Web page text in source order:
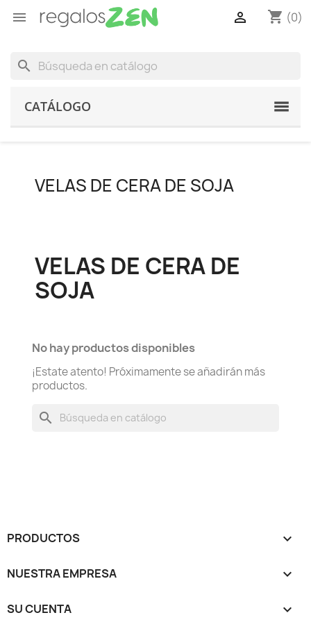
 shopping_cart (0)

search
CATÁLOGO
VELAS DE CERA DE SOJA
VELAS DE CERA DE
SOJA
No hay productos disponibles
¡Estate atento! Próximamente se añadirán más
productos.
search
PRODUCTOS 
NUESTRA EMPRESA 
SU CUENTA 